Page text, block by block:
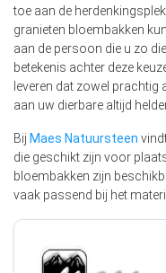
toe aan de
granieten bloembakken
aan de persoon die u zo
betekenis achter deze
leveren dat zowel
aan uw dierbare altijd
Bij Maes Natuursteen
die geschikt zijn voor
bloembakken zijn
vaak passend bij het